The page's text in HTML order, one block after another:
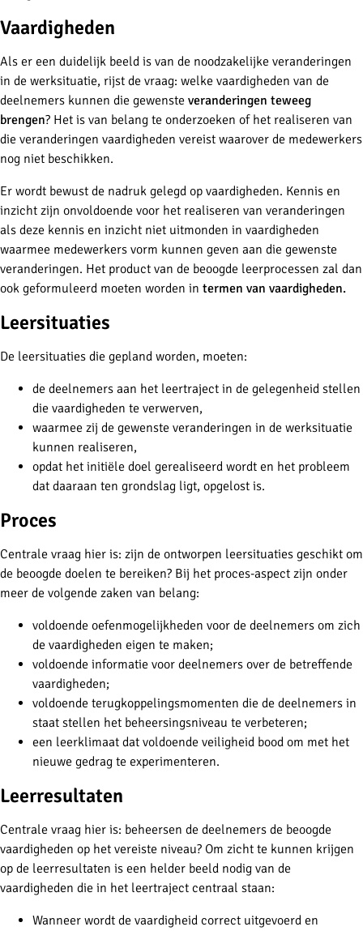
Vaardigheden
Als er een duidelijk beeld is van de noodzakelijke veranderingen
in de werksituatie, rijst de vraag: welke vaardigheden van de
deelnemers kunnen die gewenste veranderingen teweeg
brengen? Het is van belang te onderzoeken of het realiseren van
die veranderingen vaardigheden vereist waarover de medewerkers
nog niet beschikken.
Er wordt bewust de nadruk gelegd op vaardigheden. Kennis en
inzicht zijn onvoldoende voor het realiseren van veranderingen
als deze kennis en inzicht niet uitmonden in vaardigheden
waarmee medewerkers vorm kunnen geven aan die gewenste
veranderingen. Het product van de beoogde leerprocessen zal dan
ook geformuleerd moeten worden in termen van vaardigheden.
Leersituaties
De leersituaties die gepland worden, moeten:
de deelnemers aan het leertraject in de gelegenheid stellen
die vaardigheden te verwerven,
waarmee zij de gewenste veranderingen in de werksituatie
kunnen realiseren,
opdat het initiële doel gerealiseerd wordt en het probleem
dat daaraan ten grondslag ligt, opgelost is.
Proces
Centrale vraag hier is: zijn de ontworpen leersituaties geschikt om
de beoogde doelen te bereiken? Bij het proces-aspect zijn onder
meer de volgende zaken van belang:
voldoende oefenmogelijkheden voor de deelnemers om zich
de vaardigheden eigen te maken;
voldoende informatie voor deelnemers over de betreffende
vaardigheden;
voldoende terugkoppelingsmomenten die de deelnemers in
staat stellen het beheersingsniveau te verbeteren;
een leerklimaat dat voldoende veiligheid bood om met het
nieuwe gedrag te experimenteren.
Leerresultaten
Centrale vraag hier is: beheersen de deelnemers de beoogde
vaardigheden op het vereiste niveau? Om zicht te kunnen krijgen
op de leerresultaten is een helder beeld nodig van de
vaardigheden die in het leertraject centraal staan:
Wanneer wordt de vaardigheid correct uitgevoerd en